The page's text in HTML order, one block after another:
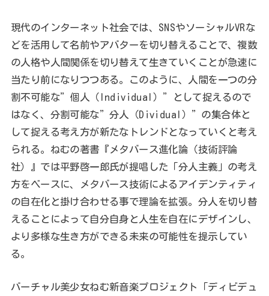
現代のインターネット社会では、SNSやソーシャルVRな
どを活用して名前やアバターを切り替えることで、複数
の人格や人間関係を切り替えて生きていくことが急速に
当たり前になりつつある。このように、人間を一つの分
割不可能な”個人（Individual）”として捉えるので
はなく、分割可能な”分人（Dividual）”の集合体と
して捉える考え方が新たなトレンドとなっていくと考え
られる。ねむの著書『メタバース進化論（技術評論
社）』では平野啓一郎氏が提唱した「分人主義」の考え
方をベースに、メタバース技術によるアイデンティティ
の自在化と掛け合わせる事で理論を拡張。分人を切り替
えることによって自分自身と人生を自在にデザインし、
より多様な生き方ができる未来の可能性を提示してい
る。
バーチャル美少女ねむ新音楽プロジェクト「ディビデュ